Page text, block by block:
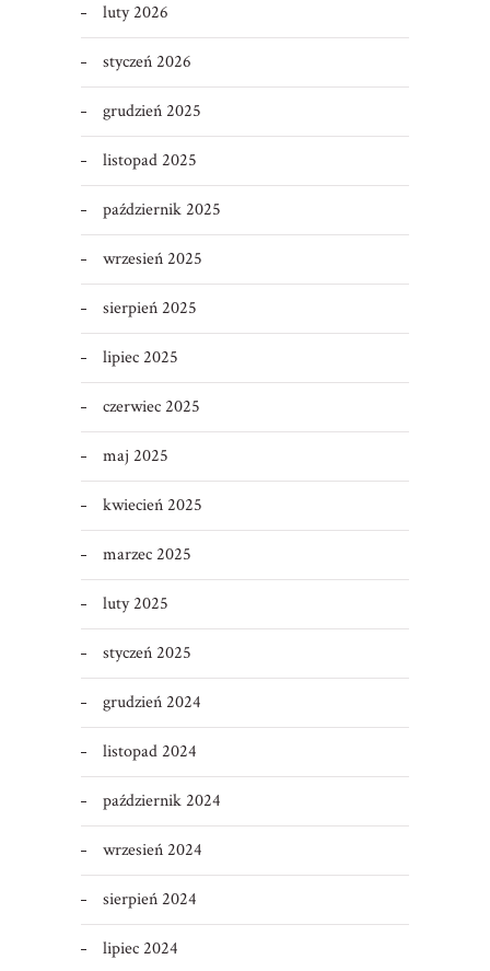
luty 2026
styczeń 2026
grudzień 2025
listopad 2025
październik 2025
wrzesień 2025
sierpień 2025
lipiec 2025
czerwiec 2025
maj 2025
kwiecień 2025
marzec 2025
luty 2025
styczeń 2025
grudzień 2024
listopad 2024
październik 2024
wrzesień 2024
sierpień 2024
lipiec 2024